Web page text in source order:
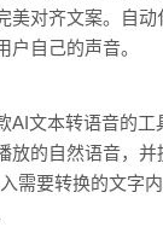
美对齐文案。自
自己的声音。
AI文本转语音的
放的自然语音，
需要转换的文字